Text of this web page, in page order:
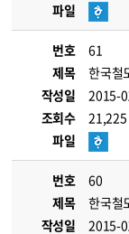
파일
번호
61
제목
한국철
작성일
2015-
조회수
21,225
파일
번호
60
제목
한국철
작성일
2015-